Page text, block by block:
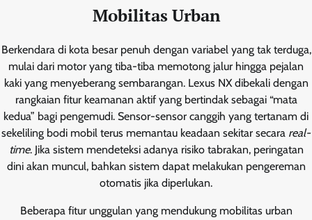
Mobilitas Urban
Berkendara di kota besar penuh dengan variabel yang tak terduga,
mulai dari motor yang tiba-tiba memotong jalur hingga pejalan
kaki yang menyeberang sembarangan. Lexus NX dibekali dengan
rangkaian fitur keamanan aktif yang bertindak sebagai “mata
kedua” bagi pengemudi. Sensor-sensor canggih yang tertanam di
sekeliling bodi mobil terus memantau keadaan sekitar secara real-
time. Jika sistem mendeteksi adanya risiko tabrakan, peringatan
dini akan muncul, bahkan sistem dapat melakukan pengereman
otomatis jika diperlukan.
Beberapa fitur unggulan yang mendukung mobilitas urban